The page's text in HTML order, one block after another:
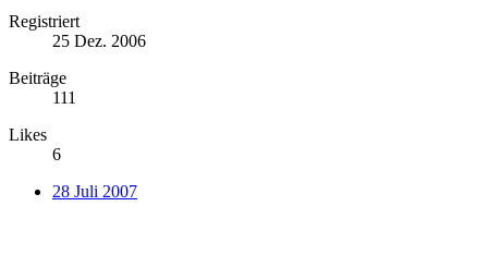
Registriert
25 Dez. 2006
Beiträge
111
Likes
6
28 Juli 2007